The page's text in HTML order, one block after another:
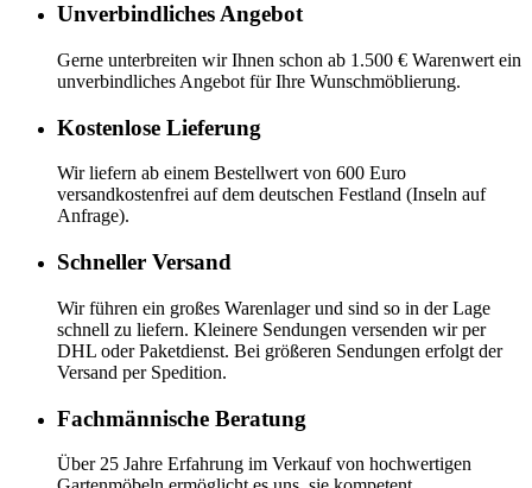
Unverbindliches Angebot
Gerne unterbreiten wir Ihnen schon ab 1.500 € Warenwert ein
unverbindliches Angebot für Ihre Wunschmöblierung.
Kostenlose Lieferung
Wir liefern ab einem Bestellwert von 600 Euro
versandkostenfrei auf dem deutschen Festland (Inseln auf
Anfrage).
Schneller Versand
Wir führen ein großes Warenlager und sind so in der Lage
schnell zu liefern. Kleinere Sendungen versenden wir per
DHL oder Paketdienst. Bei größeren Sendungen erfolgt der
Versand per Spedition.
Fachmännische Beratung
Über 25 Jahre Erfahrung im Verkauf von hochwertigen